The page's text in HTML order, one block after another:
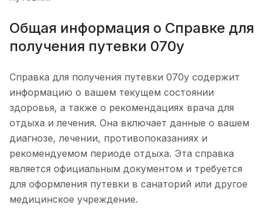
Общая информация о Справке для
получения путевки 070у
Справка для получения путевки 070у содержит
информацию о вашем текущем состоянии
здоровья, а также о рекомендациях врача для
отдыха и лечения. Она включает данные о вашем
диагнозе, лечении, противопоказаниях и
рекомендуемом периоде отдыха. Эта справка
является официальным документом и требуется
для оформления путевки в санаторий или другое
медицинское учреждение.